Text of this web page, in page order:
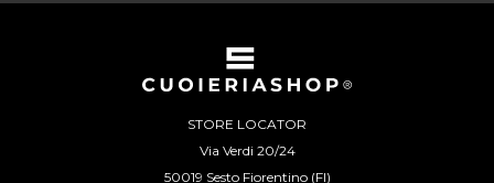
STORE LOCATOR
Via Verdi 20/24
50019 Sesto Fiorentino (FI)